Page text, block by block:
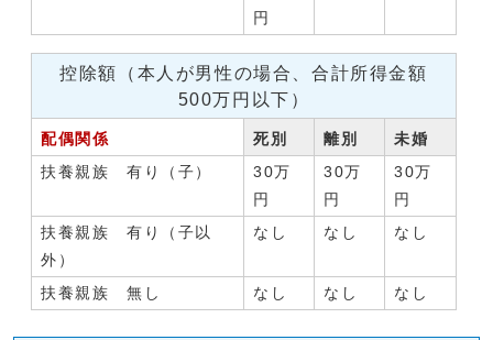
円
控除額（本人が男性の場合、合計所得金額
500万円以下）
配偶関係 死別 離別
未婚
扶養親族 有り（子）
30万
円
30万
円
30万
円
扶養親族 有り（子以
外）
なし なし なし
扶養親族 無し なし なし なし